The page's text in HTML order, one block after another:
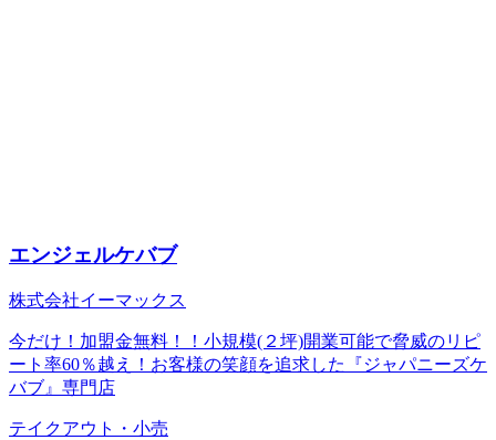
エンジェルケバブ
株式会社イーマックス
今だけ！加盟金無料！！小規模(２坪)開業可能で脅威のリピ
ート率60％越え！お客様の笑顔を追求した『ジャパニーズケ
バブ』専門店
テイクアウト・小売